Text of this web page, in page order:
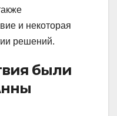
и некоторая
решений.
были